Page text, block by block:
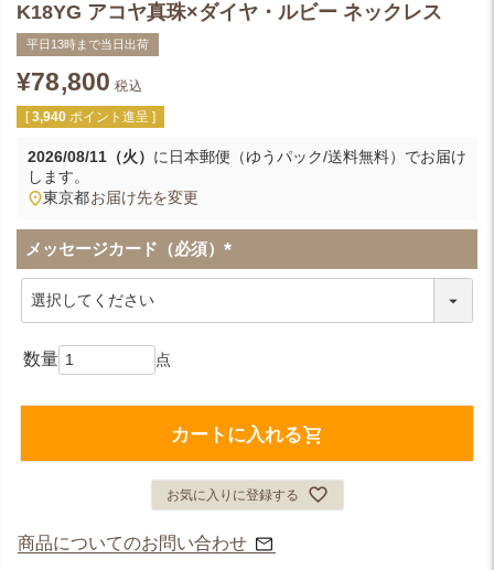
K18YG アコヤ真珠×ダイヤ・ルビー ネックレス
平日13時まで当日出荷
¥78,800 税込
[ 3,940 ポイント進呈 ]
2026/08/11（火） に 日本郵便（ゆうパック/送料無料） でお届け
します。
東京都お届け先を変更
メッセージカード（必須）
(
カートに入れる
お気に入りに登録する
商品についてのお問い合わせ